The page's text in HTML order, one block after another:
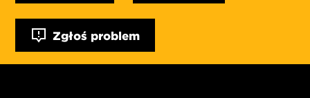
Zgłoś problem